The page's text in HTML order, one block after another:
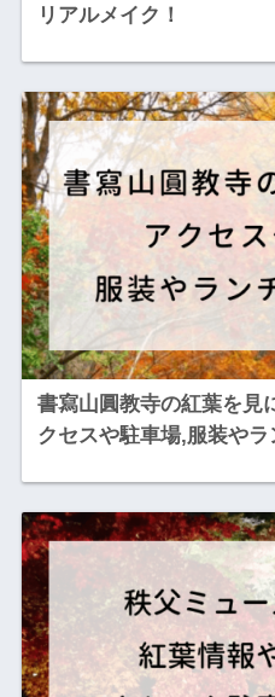
リアルメイク！
書寫山圓教寺の紅葉を見
クセスや駐車場,服装やラ